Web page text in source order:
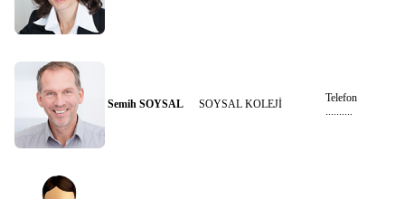
Semih SOYSAL SOYSAL KOLEJİ
Telefon
..........